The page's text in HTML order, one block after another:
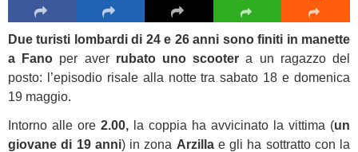
Due turisti lombardi di 24 e 26 anni sono finiti in manette
a Fano per aver rubato uno scooter a un ragazzo del
posto: l’episodio risale alla notte tra sabato 18 e domenica
19 maggio.
Intorno alle ore 2.00, la coppia ha avvicinato la vittima (un
giovane di 19 anni) in zona Arzillae gli ha sottratto con la